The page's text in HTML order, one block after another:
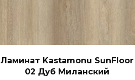
Ламинат Kastamonu SunFloor
02 Дуб Миланский